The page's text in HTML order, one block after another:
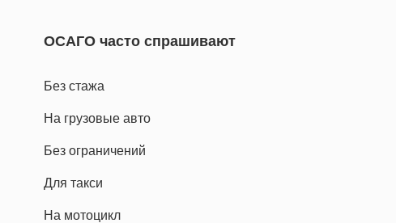
ОСАГО часто спрашивают
Без стажа
На грузовые авто
Без ограничений
Для такси
На мотоцикл